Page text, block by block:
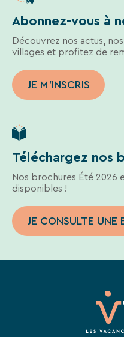
Abonnez-vous à
Découvrez nos actus,
villages et profitez de
JE M'INSCRIS
Téléchargez nos
Nos brochures Été 2026
disponibles !
JE CONSULTE UNE